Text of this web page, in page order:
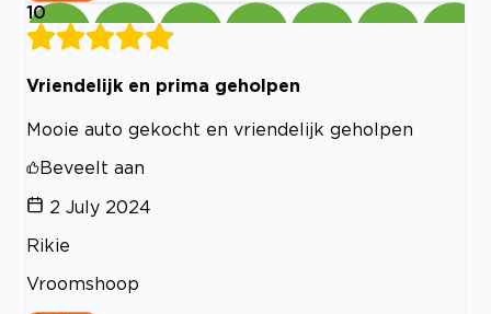
10
Vriendelijk en prima geholpen
Mooie auto gekocht en vriendelijk geholpen
Beveelt aan
2 July 2024
Rikie
Vroomshoop